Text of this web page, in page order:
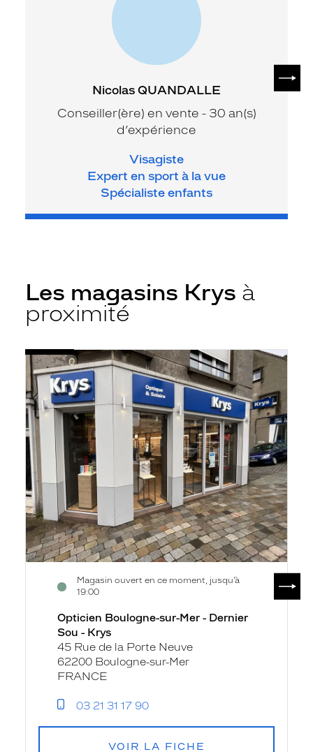
Nicolas QUANDALLE
Conseiller(ère) en vente - 30 an(s)
d’expérience
Visagiste
Expert en sport à la vue
Spécialiste enfants
Les magasins Krys à
proximité
Opticien
Boulogne-
sur-
Mer
-
Dernier
Sou
Krys
Magasin ouvert en ce moment, jusqu’à
19:00
Voir
la
fiche
Opticien Boulogne-sur-Mer - Dernier
Sou - Krys
45 Rue de la Porte Neuve
62200 Boulogne-sur-Mer
FRANCE
03 21 31 17 90
VOIR LA FICHE